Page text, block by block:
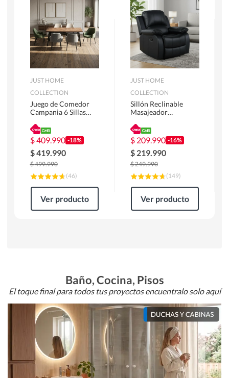
Escritorios y Sillas PC
Racks y Muebles TV
Alfombras
JUST HOME
COLLECTION
Juego de Comedor
Campania 6 Sillas
180 x 90 x 76 cm
Café
$409.990 -18%
$419.990
$499.990
(46)
Ver producto
JUST HOME
COLLECTION
Sillón Reclinable
Masajeador
Atlanta 91x101x94
cm Negro
$ 209.990 -16%
$ 219.990
$249.990
(149)
Ver producto
Baño, Cocina, Pisos
El toque final para todos tus proyectos encuentralo solo aquí